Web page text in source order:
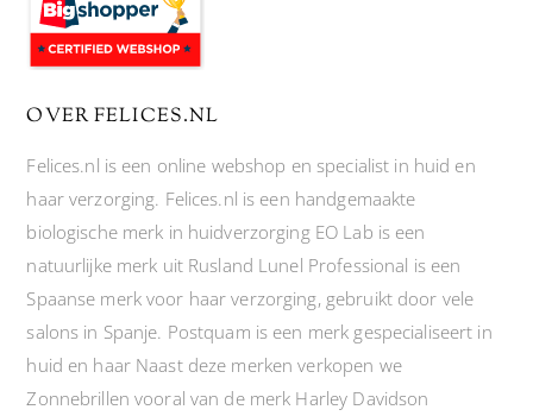
OVER FELICES.NL
Felices.nl is een online webshop en specialist in huid en
haar verzorging. Felices.nl is een handgemaakte
biologische merk in huidverzorging EO Lab is een
natuurlijke merk uit Rusland Lunel Professional is een
Spaanse merk voor haar verzorging, gebruikt door vele
salons in Spanje. Postquam is een merk gespecialiseert in
huid en haar Naast deze merken verkopen we
Zonnebrillen vooral van de merk Harley Davidson